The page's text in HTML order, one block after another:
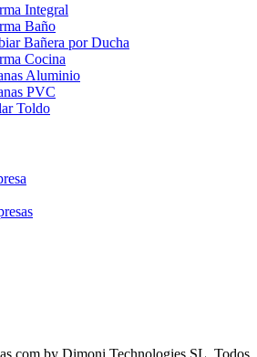
Integral
Baño
Bañera por Ducha
Cocina
Aluminio
PVC
Toldo
by Dimoni Technologies SL. Todos